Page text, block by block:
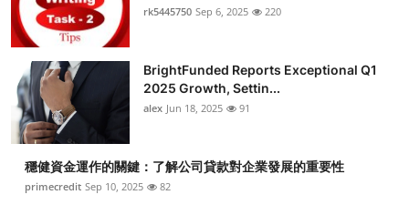
rk5445750 Sep 6, 2025 220
BrightFunded Reports Exceptional Q1
2025 Growth, Settin...
alex Jun 18, 2025 91
穩健資金運作的關鍵：了解公司貸款對企業發展的重要性
primecredit Sep 10, 2025 82